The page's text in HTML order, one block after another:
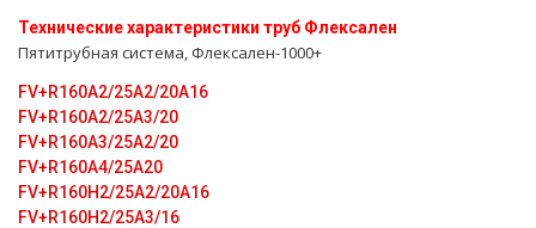
Технические характеристики тpуб Флексален
Пятитpубная система, Флексален-1000+
FV+R160A2/25A2/20A16
FV+R160A2/25A3/20
FV+R160A3/25A2/20
FV+R160A4/25A20
FV+R160H2/25A2/20A16
FV+R160H2/25A3/16